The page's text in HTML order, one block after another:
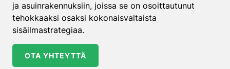
ja asuinrakennuksiin, joissa se on osoittautunut
tehokkaaksi osaksi kokonaisvaltaista
sisäilmastrategiaa.
OTA YHTEYTTÄ